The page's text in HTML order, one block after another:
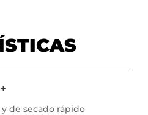
de secado rápido